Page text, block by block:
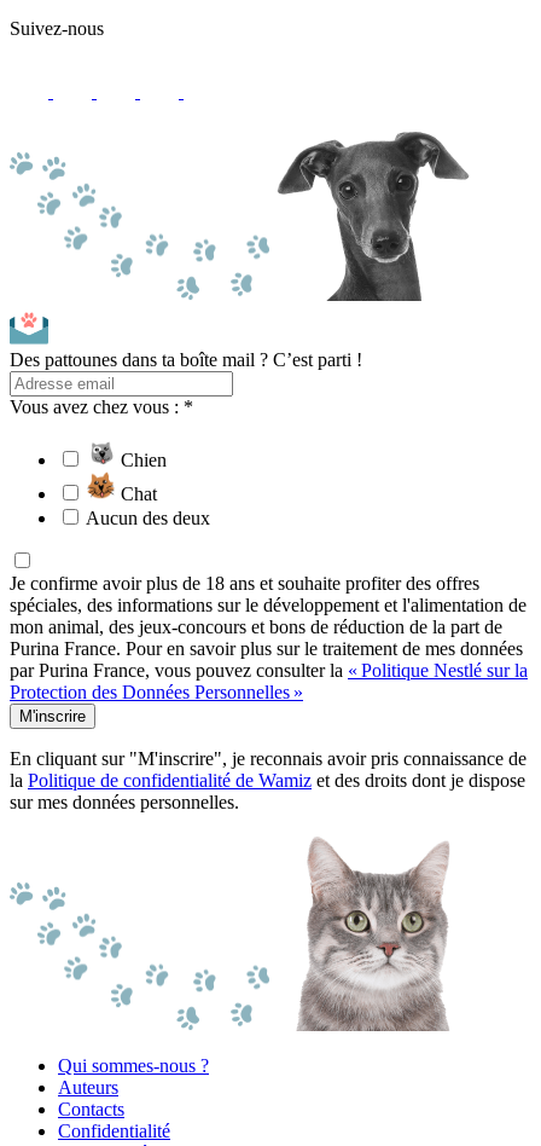
Suivez-nous
Des pattounes dans ta boîte mail ? C’est parti !
Vous avez chez vous : *
Chien
Chat
Aucun des deux
Je confirme avoir plus de 18 ans et souhaite profiter des offres
spéciales, des informations sur le développement et l'alimentation de
mon animal, des jeux-concours et bons de réduction de la part de
Purina France. Pour en savoir plus sur le traitement de mes données
par Purina France, vous pouvez consulter la « Politique Nestlé sur la
Protection des Données Personnelles »
M'inscrire
En cliquant sur "M'inscrire", je reconnais avoir pris connaissance de
la Politique de confidentialité de Wamiz et des droits dont je dispose
sur mes données personnelles.
Qui sommes-nous ?
Auteurs
Contacts
Confidentialité